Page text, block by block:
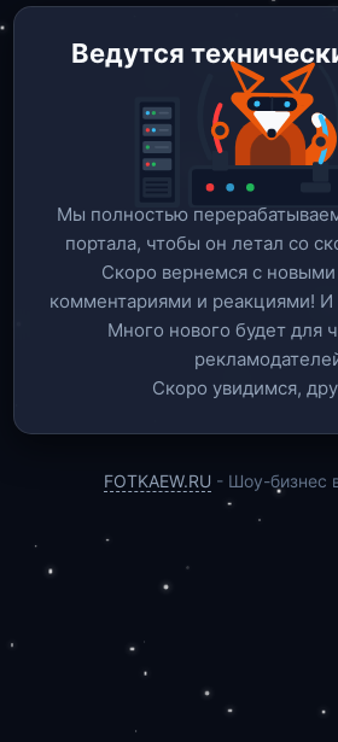
Ведутся
Мы полностью
портала, чтобы он летал со
Скоро вернемся c
комментариями и реакциями! И
Много нового будет для
Скоро увидимся,
FOTKAEW.RU - Шоу-бизнес